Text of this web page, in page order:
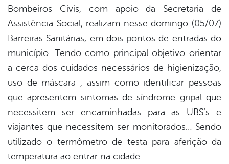
Bombeiros Civis, com apoio da Secretaria de
Assistência Social, realizam nesse domingo (05/07)
Barreiras Sanitárias, em dois pontos de entradas do
município. Tendo como principal objetivo orientar
a cerca dos cuidados necessários de higienização,
uso de máscara , assim como identificar pessoas
que apresentem sintomas de síndrome gripal que
necessitem ser encaminhadas para as UBS’s e
viajantes que necessitem ser monitorados… Sendo
utilizado o termômetro de testa para aferição da
temperatura ao entrar na cidade.